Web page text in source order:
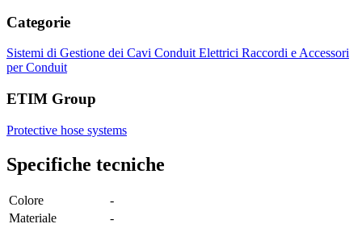
Categorie
Sistemi di Gestione dei Cavi Conduit Elettrici Raccordi e Accessori
per Conduit
ETIM Group
Protective hose systems
Specifiche tecniche
Colore
-
Materiale
-